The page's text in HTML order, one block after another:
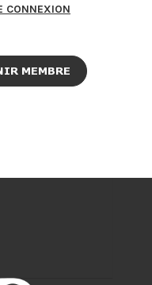
CONNEXION
MEMBRE